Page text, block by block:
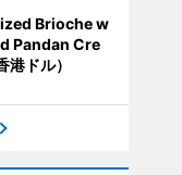
Brioche w
Pandan Cre
ドル）